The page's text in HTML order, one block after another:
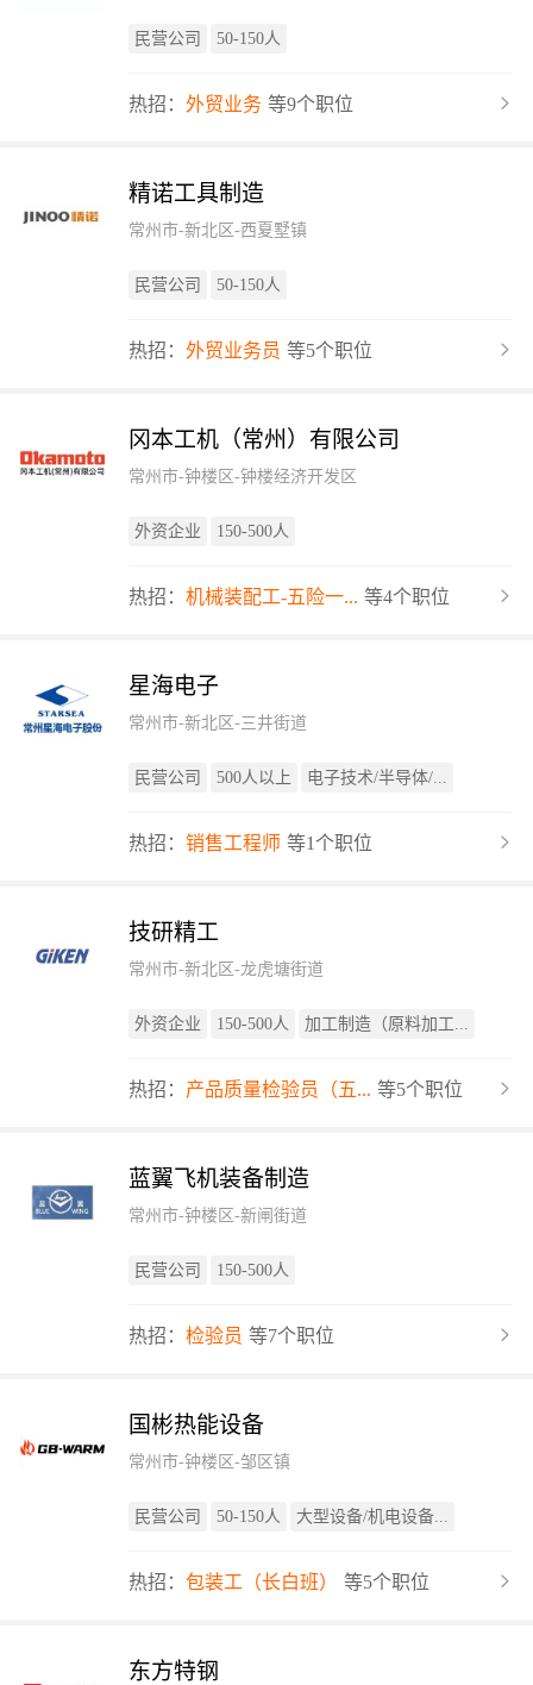
民营公司 50-150人
热招： 外贸业务 等9个职位
精诺工具制造
常州市-新北区-西夏墅镇
民营公司 50-150人
热招： 外贸业务员 等5个职位
冈本工机（常州）有限公司
常州市-钟楼区-钟楼经济开发区
外资企业 150-500人
热招： 机械装配工-五险一... 等4个职位
星海电子
常州市-新北区-三井街道
民营公司 500人以上 电子技术/半导体/...
热招： 销售工程师 等1个职位
技研精工
常州市-新北区-龙虎塘街道
外资企业 150-500人 加工制造（原料加工...
热招： 产品质量检验员（五... 等5个职位
蓝翼飞机装备制造
常州市-钟楼区-新闸街道
民营公司 150-500人
热招： 检验员 等7个职位
国彬热能设备
常州市-钟楼区-邹区镇
民营公司 50-150人 大型设备/机电设备...
热招： 包装工（长白班） 等5个职位
东方特钢